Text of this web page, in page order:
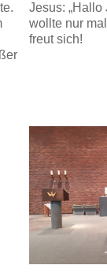
Jesus: „Hallo
wollte nur
freut sich!